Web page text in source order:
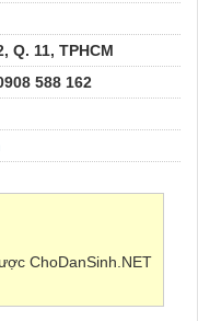
Q. 11, TPHCM
588 162
ChoDanSinh.NET